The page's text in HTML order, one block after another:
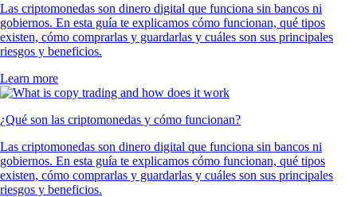
Las criptomonedas son dinero digital que funciona sin bancos ni
gobiernos. En esta guía te explicamos cómo funcionan, qué tipos
existen, cómo comprarlas y guardarlas y cuáles son sus principales
riesgos y beneficios.
Learn more
¿Qué son las criptomonedas y cómo funcionan?
Las criptomonedas son dinero digital que funciona sin bancos ni
gobiernos. En esta guía te explicamos cómo funcionan, qué tipos
existen, cómo comprarlas y guardarlas y cuáles son sus principales
riesgos y beneficios.